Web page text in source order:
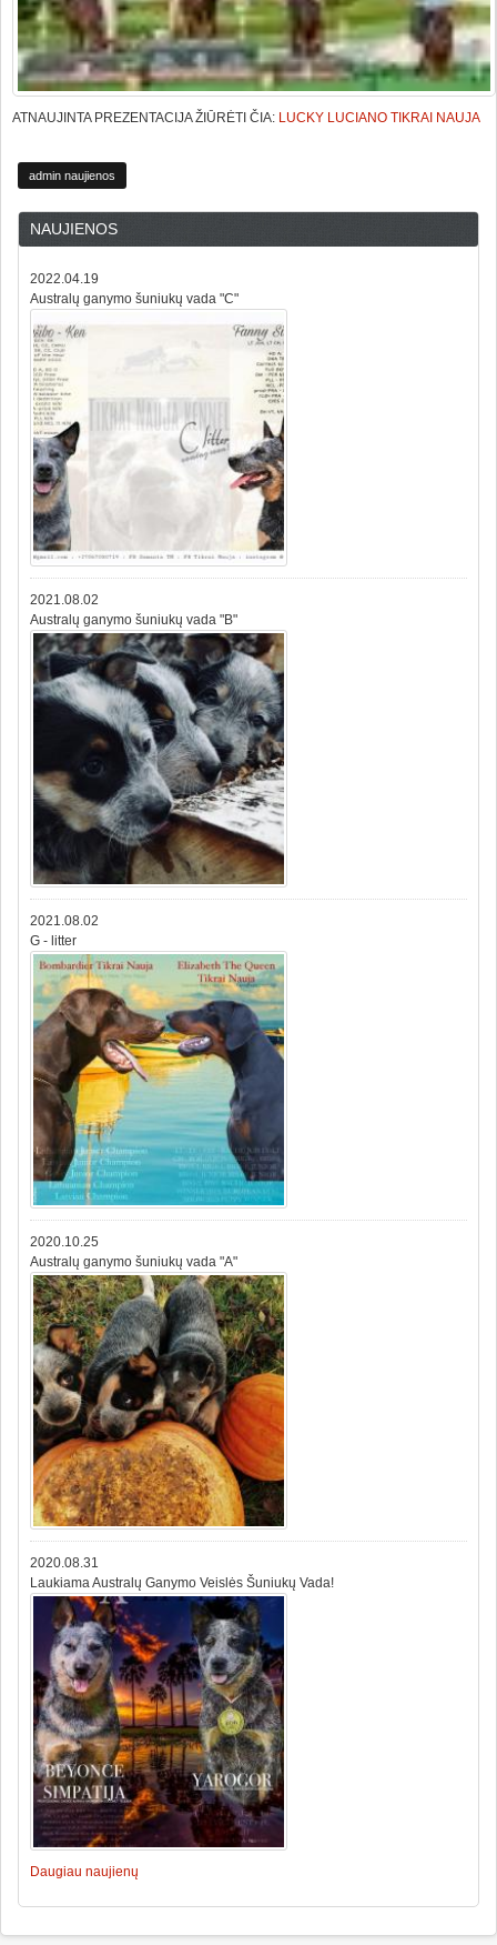
ATNAUJINTA PREZENTACIJA ŽIŪRĖTI ČIA: LUCKY LUCIANO TIKRAI NAUJA
admin naujienos
NAUJIENOS
2022.04.19
Australų ganymo šuniukų vada "C"
2021.08.02
Australų ganymo šuniukų vada "B"
2021.08.02
G - litter
2020.10.25
Australų ganymo šuniukų vada "A"
2020.08.31
Laukiama Australų Ganymo Veislės Šuniukų Vada!
Daugiau naujienų